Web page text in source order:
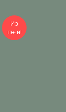
Из
печи!